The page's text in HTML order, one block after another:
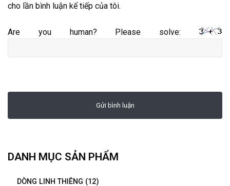
cho lần bình luận kế tiếp của tôi.
Are you human? Please solve:
DANH MỤC SẢN PHẨM
DÒNG LINH THIÊNG (12)